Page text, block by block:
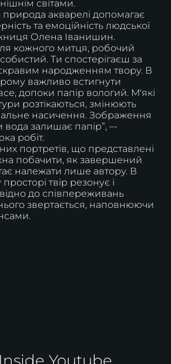
світами.
природа акварелі допомагає
та емоційність людської
Олена Іванишин.
кожного митця, робочий
Ти спостерігаєш за
народженням твору. В
важливо встигнути
допоки папір вологий. М'які
розтікаються, змінюють
насичення. Зображення
вода залишає папір”, –-
робіт.
портретів, що представлені
побачити, як завершений
належати лише автору. В
твір резонує і
до співпереживань
звертається, наповнюючи